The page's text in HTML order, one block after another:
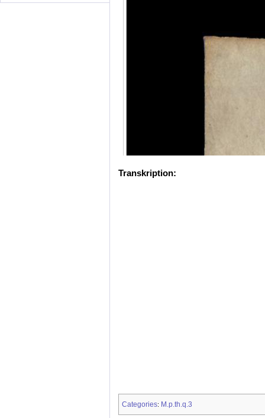
Transkription:
Categories: M.p.th.q.3